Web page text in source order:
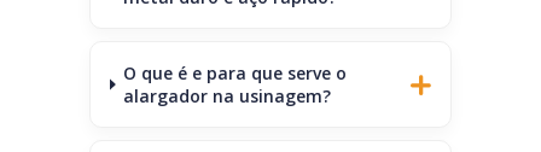
O que é e para que serve o
alargador na usinagem?